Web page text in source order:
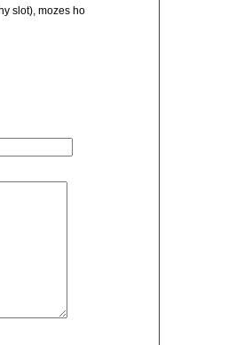
slot), mozes ho